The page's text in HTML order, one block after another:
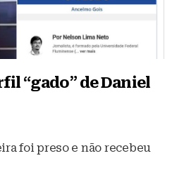
“gado” de Daniel
foi preso e não recebeu